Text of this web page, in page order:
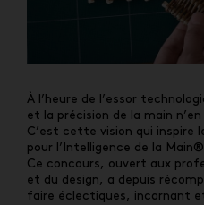
À l’heure de l’essor
et la précision de la main
C’est cette vision qui inspire
pour l’Intelligence de la
Ce concours, ouvert aux
et du design, a depuis
faire éclectiques, incarnant